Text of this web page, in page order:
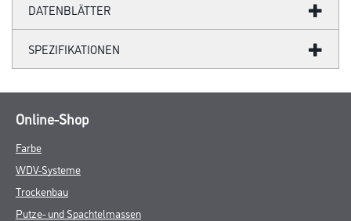
DATENBLÄTTER
SPEZIFIKATIONEN
Online-Shop
Farbe
WDV-Systeme
Trockenbau
Putze- und Spachtelmassen